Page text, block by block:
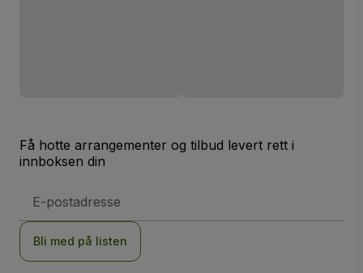
Få hotte arrangementer og tilbud levert rett i
innboksen din
postadresse
Bli med på listen